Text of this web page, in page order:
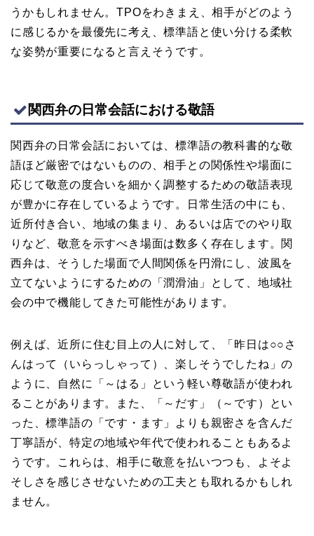
うかもしれません。TPOをわきまえ、相手がどのよう
に感じるかを最優先に考え、標準語と使い分ける柔軟
な姿勢が重要になると言えそうです。
関西弁の日常会話における敬語
関西弁の日常会話においては、標準語の教科書的な敬
語ほど厳密ではないものの、相手との関係性や場面に
応じて敬意の度合いを細かく調整するための敬語表現
が豊かに存在しているようです。日常生活の中にも、
近所付き合い、地域の集まり、あるいは店でのやり取
りなど、敬意を示すべき場面は数多く存在します。関
西弁は、そうした場面で人間関係を円滑にし、波風を
立てないようにするための「潤滑油」として、地域社
会の中で機能してきた可能性があります。
例えば、近所に住む目上の人に対して、「昨日は○○さ
んはって（いらっしゃって）、楽しそうでしたね」の
ように、自然に「～はる」という軽い尊敬語が使われ
ることがあります。また、「～だす」（～です）とい
った、標準語の「です・ます」よりも親密さを含んだ
丁寧語が、特定の地域や年代で使われることもあるよ
うです。これらは、相手に敬意を払いつつも、よそよ
そしさを感じさせないための工夫とも取れるかもしれ
ません。